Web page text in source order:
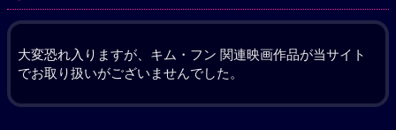
大変恐れ入りますが、キム・フン 関連映画作品が当サイト
でお取り扱いがございませんでした。